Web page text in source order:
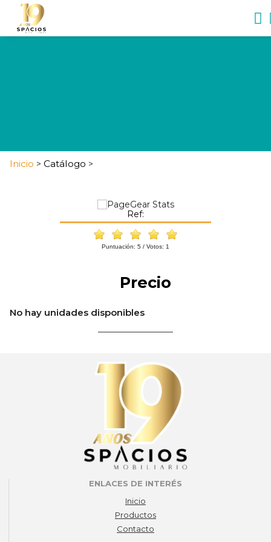
Inicio > Catálogo >
Ref:
Puntuación: 5 / Votos: 1
Precio
No hay unidades disponibles
ENLACES DE INTERÉS
Inicio
Productos
Contacto